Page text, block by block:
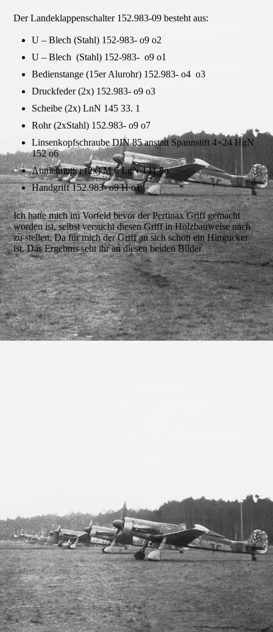
Der Landeklappenschalter 152.983-09 besteht aus:
U – Blech (Stahl) 152-983- o9 o2
U – Blech (Stahl) 152-983- o9 o1
Bedienstange (15er Alurohr) 152.983- o4 o3
Druckfeder (2x) 152.983- o9 o3
Scheibe (2x) LnN 145 33. 1
Rohr (2xStahl) 152.983- o9 o7
Linsenkopfschraube DIN 85 anstatt Spannstift 4×24 HgN
152 o6
Annietmutter (2x) M 6 LgN 141 8o
Handgriff 152.983- o9 H o1
Ich hatte mich im Vorfeld bevor der Pertinax Griff gemacht
worden ist, selbst versucht diesen Griff in Holzbauweise nach
zu stellen. Da für mich der Griff an sich schon ein Hingucker
ist. Das Ergebnis seht ihr an diesen beiden Bilder